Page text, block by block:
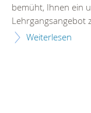
bemüht, Ihnen ein
Lehrgangsangebot
Weiterlesen